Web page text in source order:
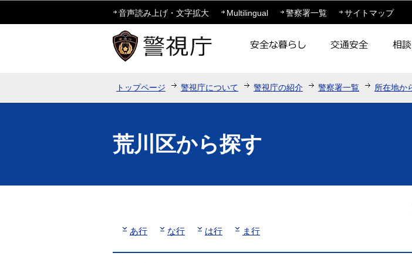
このページの本
音声読み上げ・文字拡大 Multilingual 警察署一覧 サイトマップ
トップページ 警視庁について 警視庁の紹介 警察署一覧 所在地か
荒川区から探す
あ行 な行 は行 ま行